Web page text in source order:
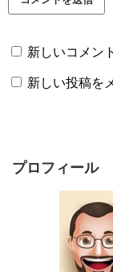
新しいコメン
新しい投稿を
プロフィール